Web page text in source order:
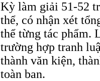
Kỳ làm giải 51-52
thể, có nhận xét
thể từng tác phẩm.
trường hợp tranh
thành văn kiện,
toàn ban.